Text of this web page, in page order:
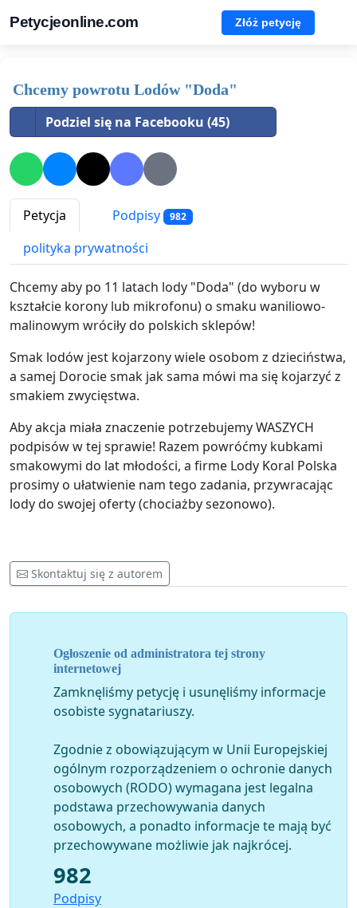
Petycjeonline.com Złóż petycję
Chcemy powrotu Lodów "Doda"
Podziel się na Facebooku (45)
Petycja Podpisy 982
polityka prywatności
Chcemy aby po 11 latach lody "Doda" (do wyboru w
kształcie korony lub mikrofonu) o smaku waniliowo-
malinowym wróciły do polskich sklepów!
Smak lodów jest kojarzony wiele osobom z dzieciństwa,
a samej Dorocie smak jak sama mówi ma się kojarzyć z
smakiem zwycięstwa.
Aby akcja miała znaczenie potrzebujemy WASZYCH
podpisów w tej sprawie! Razem powróćmy kubkami
smakowymi do lat młodości, a firme Lody Koral Polska
prosimy o ułatwienie nam tego zadania, przywracając
lody do swojej oferty (chociażby sezonowo).
Skontaktuj się z autorem
Ogłoszenie od administratora tej strony
internetowej
Zamknęliśmy petycję i usunęliśmy informacje
osobiste sygnatariuszy.
Zgodnie z obowiązującym w Unii Europejskiej
ogólnym rozporządzeniem o ochronie danych
osobowych (RODO) wymagana jest legalna
podstawa przechowywania danych
osobowych, a ponadto informacje te mają być
przechowywane możliwie jak najkrócej.
982
Podpisy